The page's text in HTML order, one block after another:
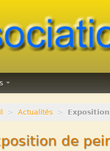
> Actualités >
de